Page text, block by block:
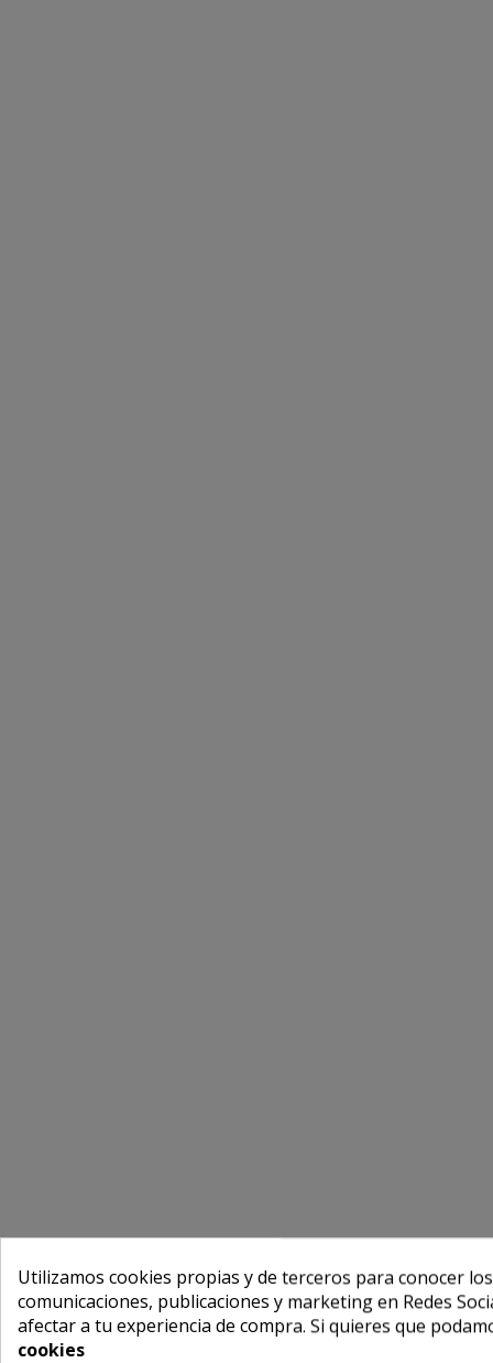
Utilizamos cookies propias y de terceros para conocer
comunicaciones, publicaciones y marketing en Redes
afectar a tu experiencia de compra. Si quieres que
cookies